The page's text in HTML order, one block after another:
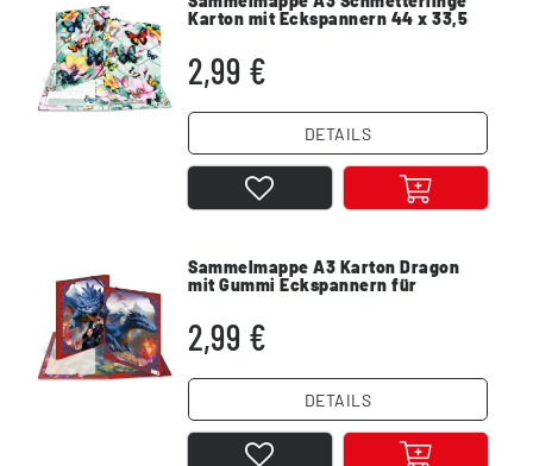
Karton mit Eckspannern 44 x 33,5
2,99 €
DETAILS
Sammelmappe A3 Karton Dragon
mit Gummi Eckspannern für
2,99 €
DETAILS